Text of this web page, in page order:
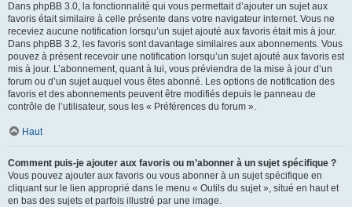
Dans phpBB 3.0, la fonctionnalité qui vous permettait d’ajouter un sujet aux
favoris était similaire à celle présente dans votre navigateur internet. Vous ne
receviez aucune notification lorsqu’un sujet ajouté aux favoris était mis à jour.
Dans phpBB 3.2, les favoris sont davantage similaires aux abonnements. Vous
pouvez à présent recevoir une notification lorsqu’un sujet ajouté aux favoris est
mis à jour. L’abonnement, quant à lui, vous préviendra de la mise à jour d’un
forum ou d’un sujet auquel vous êtes abonné. Les options de notification des
favoris et des abonnements peuvent être modifiés depuis le panneau de
contrôle de l’utilisateur, sous les « Préférences du forum ».
Haut
Comment puis-je ajouter aux favoris ou m’abonner à un sujet spécifique ?
Vous pouvez ajouter aux favoris ou vous abonner à un sujet spécifique en
cliquant sur le lien approprié dans le menu « Outils du sujet », situé en haut et
en bas des sujets et parfois illustré par une image.